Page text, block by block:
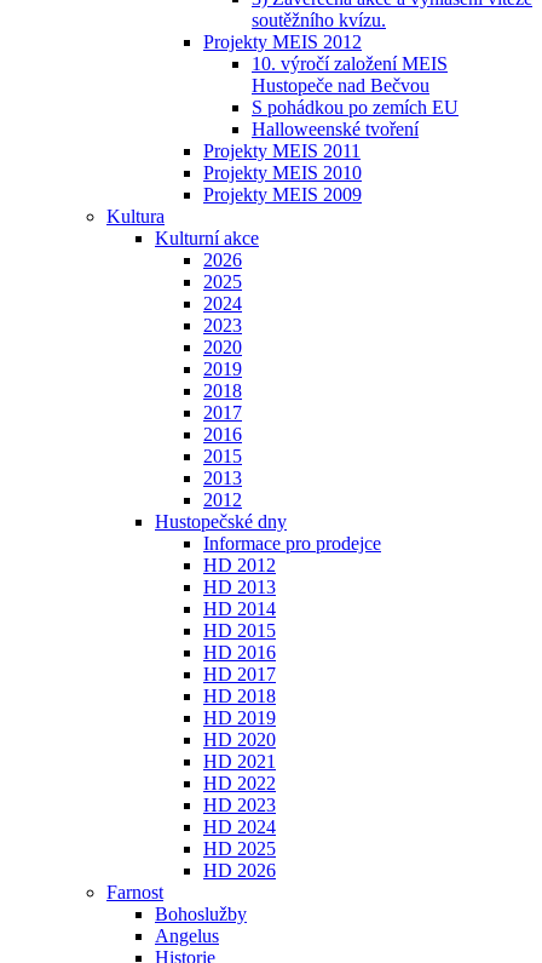
soutěžního kvízu.
Projekty MEIS 2012
10. výročí založení MEIS
Hustopeče nad Bečvou
S pohádkou po zemích EU
Halloweenské tvoření
Projekty MEIS 2011
Projekty MEIS 2010
Projekty MEIS 2009
Kultura
Kulturní akce
2026
2025
2024
2023
2020
2019
2018
2017
2016
2015
2013
2012
Hustopečské dny
Informace pro prodejce
HD 2012
HD 2013
HD 2014
HD 2015
HD 2016
HD 2017
HD 2018
HD 2019
HD 2020
HD 2021
HD 2022
HD 2023
HD 2024
HD 2025
HD 2026
Farnost
Bohoslužby
Angelus
Historie